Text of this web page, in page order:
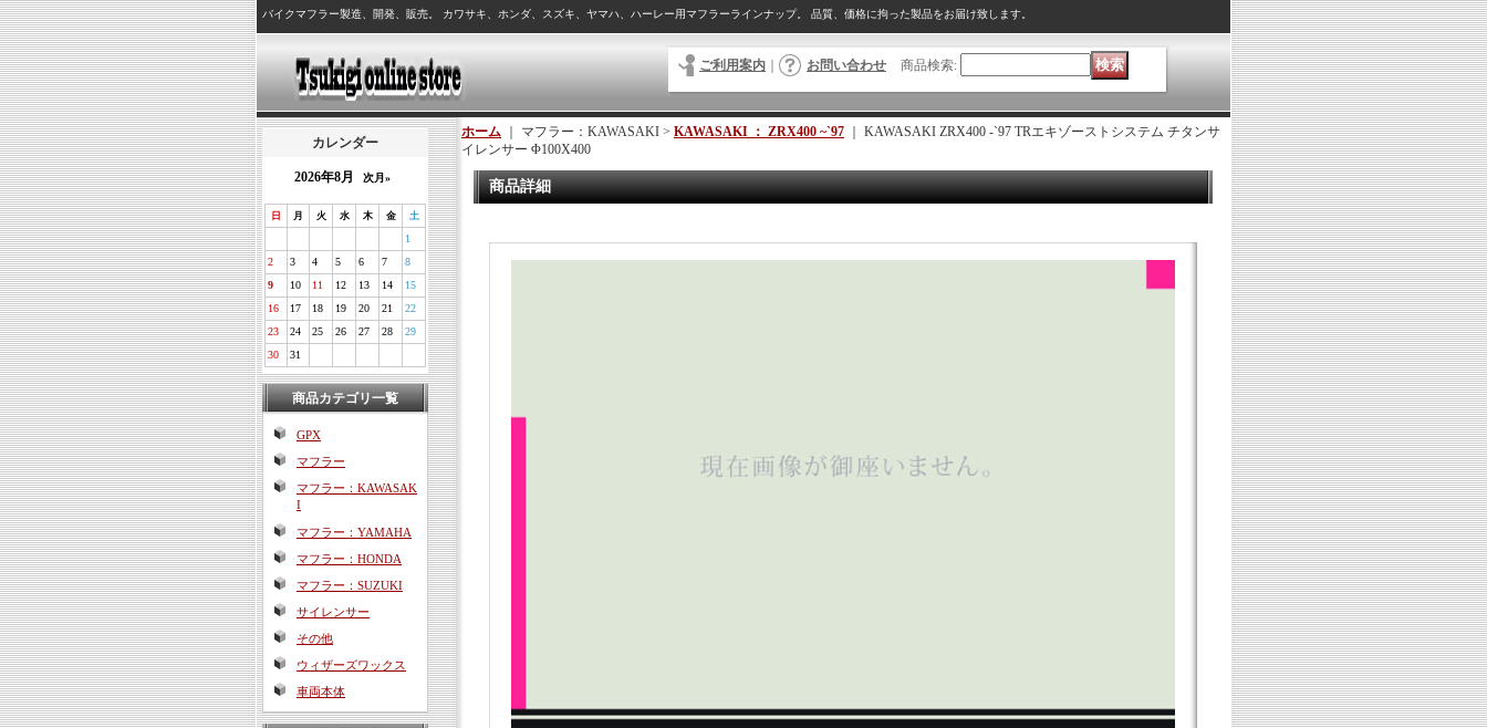
バイクマフラー製造、開発、販売。 カワサキ、ホンダ、スズキ、ヤマハ、ハーレー用マフラーラインナップ。 品質、価格に拘った製品をお届け致します。
ご利用案内 お問い合わせ 商品検索:
カレンダー
2026年8月 次月»
日 月 火 水 木 金 土
1
2
3 4 5 6 7
8
9
10 11 12 13 14
15
16
17 18 19 20 21
22
23
24 25 26 27 28
29
30
31
商品カテゴリ一覧
GPX
マフラー
マフラー：KAWASAK
I
マフラー：YAMAHA
マフラー：HONDA
マフラー：SUZUKI
サイレンサー
その他
ウィザーズワックス
車両本体
ホーム ｜ マフラー：KAWASAKI > KAWASAKI ： ZRX400 ~`97
KAWASAKI ZRX400 -`97 TRエキゾーストシステム チタンサ
イレンサー Φ100X400
商品詳細